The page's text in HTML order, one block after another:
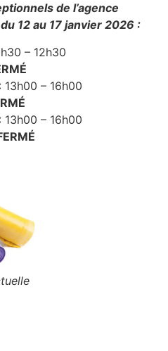
de l’agence
12 au 17 janvier 2026 :
– 12h30
– 16h00
– 16h00